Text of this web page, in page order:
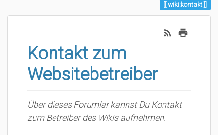
wiki:kontakt
Kontakt zum
Websitebetreiber
Über dieses Forumlar kannst Du Kontakt
zum Betreiber des Wikis aufnehmen.